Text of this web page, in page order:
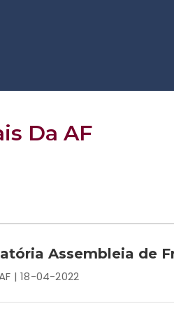
Da AF
Assembleia de
| 18-04-2022